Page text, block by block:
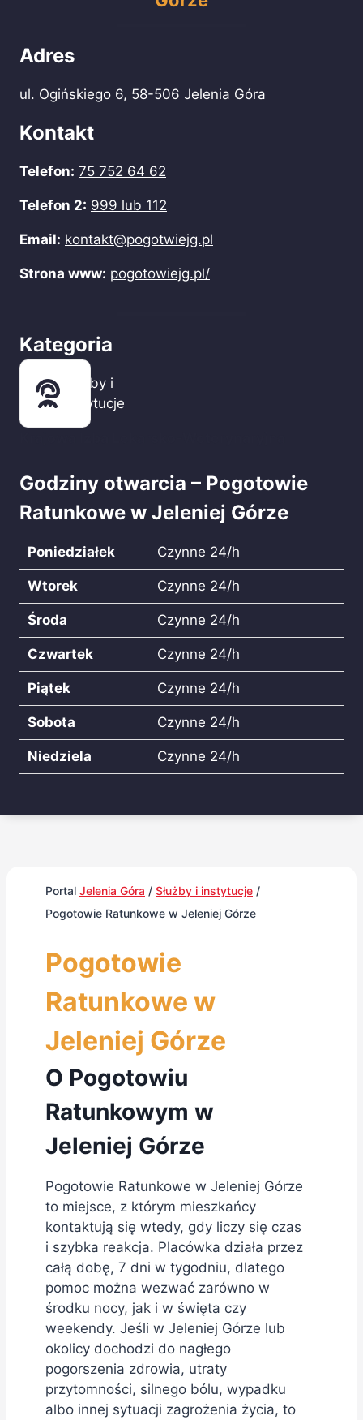
Adres
ul. Ogińskiego 6, 58-506 Jelenia Góra
Kontakt
Telefon: 75 752 64 62
Telefon 2: 999 lub 112
Email: kontakt@pogotwiejg.pl
Strona www: pogotowiejg.pl/
Kategoria
Służby i
instytucje
Godziny otwarcia – Pogotowie
Ratunkowe w Jeleniej Górze
Poniedziałek Czynne 24/h
Wtorek Czynne 24/h
Środa Czynne 24/h
Czwartek Czynne 24/h
Piątek Czynne 24/h
Sobota Czynne 24/h
Niedziela Czynne 24/h
Portal Jelenia Góra / Służby i instytucje /
Pogotowie Ratunkowe w Jeleniej Górze
Pogotowie
Ratunkowe w
Jeleniej Górze
O Pogotowiu
Ratunkowym w
Jeleniej Górze
Pogotowie Ratunkowe w Jeleniej Górze
to miejsce, z którym mieszkańcy
kontaktują się wtedy, gdy liczy się czas
i szybka reakcja. Placówka działa przez
całą dobę, 7 dni w tygodniu, dlatego
pomoc można wezwać zarówno w
środku nocy, jak i w święta czy
weekendy. Jeśli w Jeleniej Górze lub
okolicy dochodzi do nagłego
pogorszenia zdrowia, utraty
przytomności, silnego bólu, wypadku
albo innej sytuacji zagrożenia życia, to